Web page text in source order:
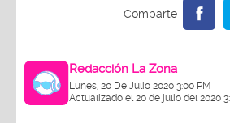
Redacción La Zona
Lunes, 20 De Julio 2020 3:00 PM
Actualizado el 20 de julio del 2020